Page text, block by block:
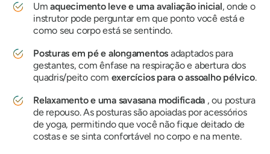
Umaquecimento leve e uma avaliação inicial, onde o
instrutor pode perguntar em que ponto você está e
como seu corpo está se sentindo.
Posturas em pé e alongamentos adaptados para
gestantes, com ênfase na respiração e abertura dos
quadris/peito com exercícios para o assoalho pélvico.
Relaxamento e uma savasana modificada , ou postura
de repouso. As posturas são apoiadas por acessórios
de yoga, permitindo que você não fique deitado de
costas e se sinta confortável no corpo e na mente.